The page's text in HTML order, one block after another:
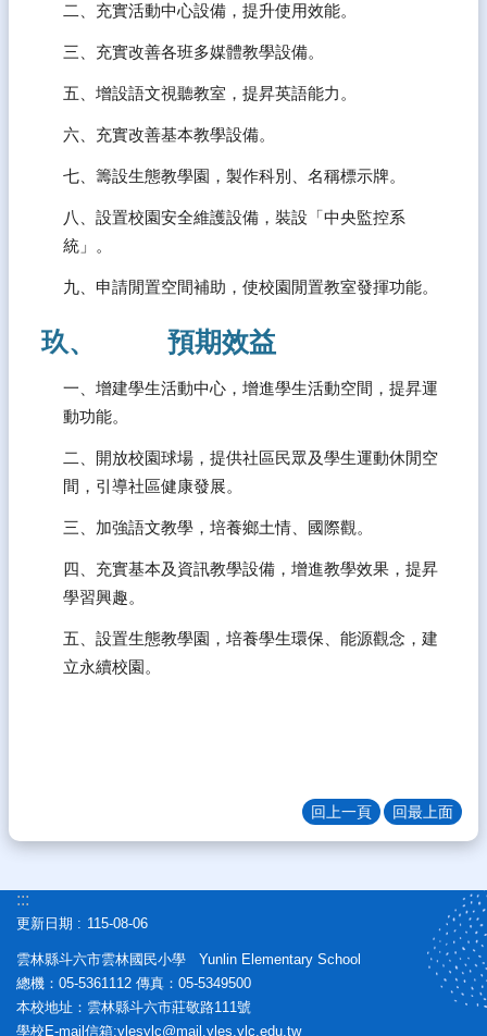
二、充實活動中心設備，提升使用效能。
三、充實改善各班多媒體教學設備。
五、增設語文視聽教室，提昇英語能力。
六、充實改善基本教學設備。
七、籌設生態教學園，製作科別、名稱標示牌。
八、設置校園安全維護設備，裝設「中央監控系
統」。
九、申請閒置空間補助，使校園閒置教室發揮功能。
玖、           預期效益
一、增建學生活動中心，增進學生活動空間，提昇運
動功能。
二、開放校園球場，提供社區民眾及學生運動休閒空
間，引導社區健康發展。
三、加強語文教學，培養鄉土情、國際觀。
四、充實基本及資訊教學設備，增進教學效果，提昇
學習興趣。
五、設置生態教學園，培養學生環保、能源觀念，建
立永續校園。
回上一頁 回最上面
:::
更新日期 115-08-06
雲林縣斗六市雲林國民小學 Yunlin Elementary School
總機：05-5361112 傳真：05-5349500
本校地址：雲林縣斗六市莊敬路111號
學校E-mail信箱:ylesylc@mail.yles.ylc.edu.tw